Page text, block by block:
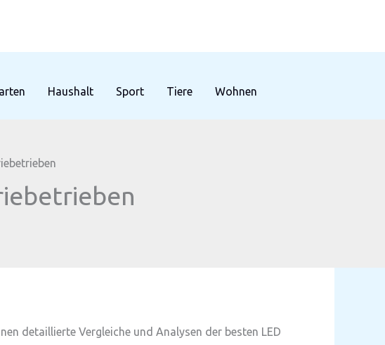
Haushalt Sport Tiere Wohnen
detaillierte Vergleiche und Analysen der besten LED